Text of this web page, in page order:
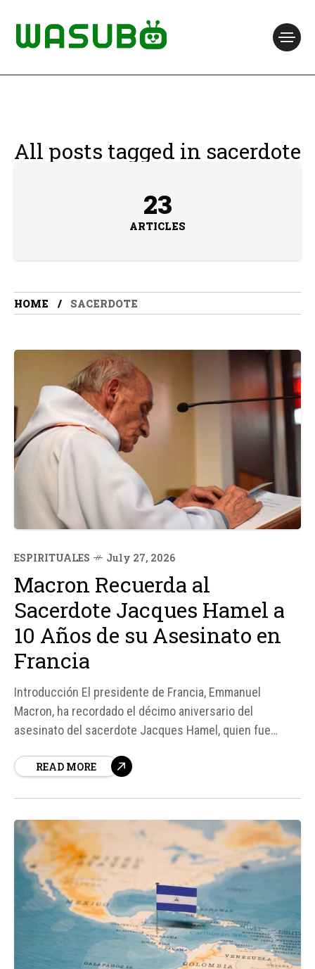
All posts tagged in sacerdote
23
ARTICLES
HOME SACERDOTE
ESPIRITUALES July 27, 2026
Macron Recuerda al
Sacerdote Jacques Hamel a
10 Años de su Asesinato en
Francia
Introducción El presidente de Francia, Emmanuel
Macron, ha recordado el décimo aniversario del
asesinato del sacerdote Jacques Hamel, quien fue
en su iglesia el 26 de julio de 2016. Macron expresó su
READ MORE